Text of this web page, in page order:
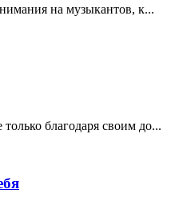
на музыкантов, к...
благодаря своим до...